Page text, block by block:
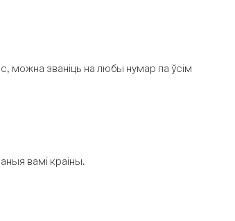
можна званіць на любы нумар па ўсім
вамі краіны.